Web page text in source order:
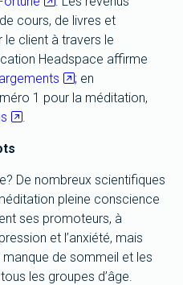
cours, de livres et
le client à travers le
Headspace affirme
; en
1 pour la méditation,
.
De nombreux scientifiques
pleine conscience
ses promoteurs, à
et l’anxiété, mais
manque de sommeil et les
les groupes d’âge.